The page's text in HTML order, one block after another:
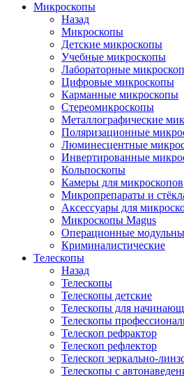
Микроскопы
Назад
Микроскопы
Детские микроскопы
Учебные микроскопы
Лабораторные
Цифровые микроскопы
Карманные микроскопы
Стереомикроскопы
Металлографические
Поляризационные
Люминесцентные
Инвертированные
Кольпоскопы
Камеры для микроскопов
Микропрепараты и
Аксессуары для
Микроскопы Magus
Операционные
Криминалистические
Телескопы
Назад
Телескопы
Телескопы детские
Телескопы для
Телескопы
Телескоп рефрактор
Телескоп рефлектор
Телескоп зеркально-
Телескопы с